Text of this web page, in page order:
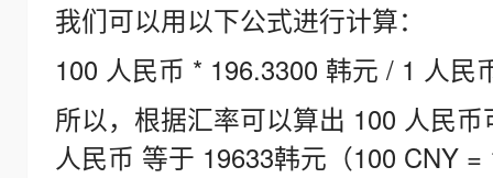
我们可以用以下公式进行计算：
100 人民币 * 196.3300 韩元 / 1 人民
所以，根据汇率可以算出 100 人民
人民币 等于 19633韩元（100 CNY =